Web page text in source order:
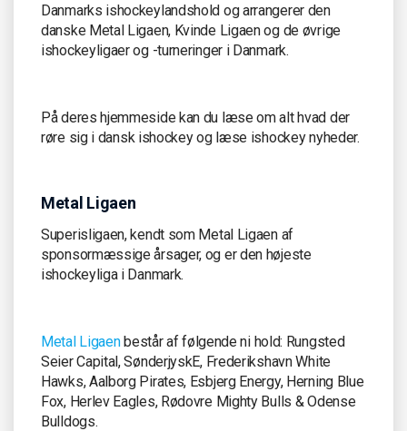
Danmarks ishockeylandshold og arrangerer den
danske Metal Ligaen, Kvinde Ligaen og de øvrige
ishockeyligaer og -turneringer i Danmark.
På deres hjemmeside kan du læse om alt hvad der
røre sig i dansk ishockey og læse ishockey nyheder.
Metal Ligaen
Superisligaen, kendt som Metal Ligaen af
sponsormæssige årsager, og er den højeste
ishockeyliga i Danmark.
Metal Ligaenbestår af følgende ni hold: Rungsted
Seier Capital, SønderjyskE, Frederikshavn White
Hawks, Aalborg Pirates, Esbjerg Energy, Herning Blue
Fox, Herlev Eagles, Rødovre Mighty Bulls & Odense
Bulldogs.